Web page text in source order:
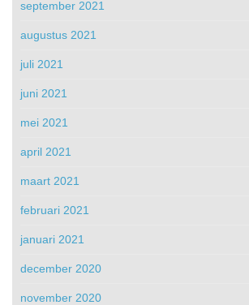
september 2021
augustus 2021
juli 2021
juni 2021
mei 2021
april 2021
maart 2021
februari 2021
januari 2021
december 2020
november 2020